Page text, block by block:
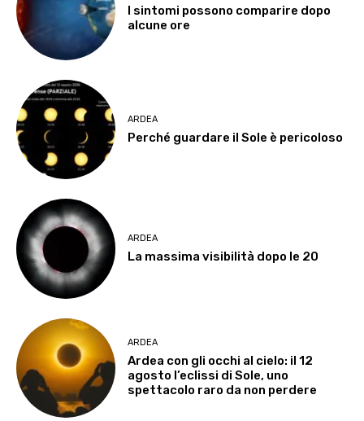
I sintomi possono comparire dopo
alcune ore
ARDEA
Perché guardare il Sole è pericoloso
ARDEA
La massima visibilità dopo le 20
ARDEA
Ardea con gli occhi al cielo: il 12
agosto l’eclissi di Sole, uno
spettacolo raro da non perdere